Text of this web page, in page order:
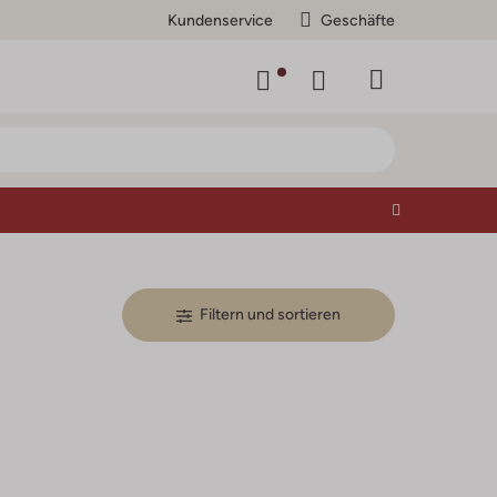
Kundenservice Geschäfte
Filtern und sortieren